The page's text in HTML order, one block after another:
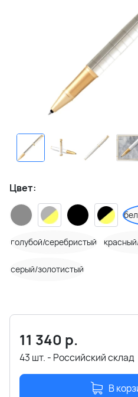
Цвет:
голубой/серебристый
серый/золотистый
11 340 р.
43 шт. - Российский склад
В